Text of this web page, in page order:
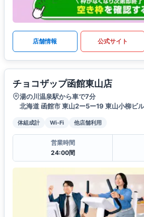
店舗情報 公式サイト
チョコザップ函館東山店
湯の川温泉駅から車で7分
北海道 函館市 東山2ー5ー19 東山小柳ビ
体組成計 Wi-Fi 他店舗利用
営業時間
24:00間